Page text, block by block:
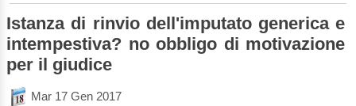
Istanza di rinvio dell'imputato generica e
intempestiva? no obbligo di motivazione
per il giudice
Mar 17 Gen 2017